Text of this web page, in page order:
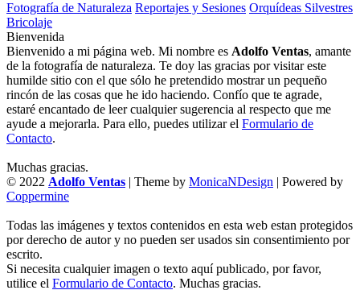
Fotografía de Naturaleza Reportajes y Sesiones Orquídeas Silvestres
Bricolaje
Bienvenida
Bienvenido a mi página web. Mi nombre es Adolfo Ventas, amante
de la fotografía de naturaleza. Te doy las gracias por visitar este
humilde sitio con el que sólo he pretendido mostrar un pequeño
rincón de las cosas que he ido haciendo. Confío que te agrade,
estaré encantado de leer cualquier sugerencia al respecto que me
ayude a mejorarla. Para ello, puedes utilizar el Formulario de
Contacto.
Muchas gracias.
© 2022 Adolfo Ventas | Theme by MonicaNDesign | Powered by
Coppermine
Todas las imágenes y textos contenidos en esta web estan protegidos
por derecho de autor y no pueden ser usados sin consentimiento por
escrito.
Si necesita cualquier imagen o texto aquí publicado, por favor,
utilice el Formulario de Contacto. Muchas gracias.